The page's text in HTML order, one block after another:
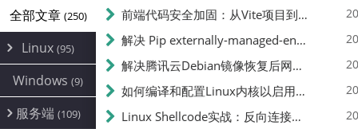
全部文章 (250)
Linux (95)
Alpine
CentOS(17)
Debian(24)
Windows (9)
服务端 (109)
前端代码安全加固：从Vite项目到纯静态页面的深度混淆技术备忘
解决 Pip externally-managed-environment 错误：临时与永久绕过方案
解决腾讯云Debian镜像恢复后网络不通问题
如何编译和配置Linux内核以启用BBR2 | 内核编译教程
Linux Shellcode实战：反向连接、持久化、免杀技术详解（MSF,Cobalt Strike）- 从原理到C加载器实现